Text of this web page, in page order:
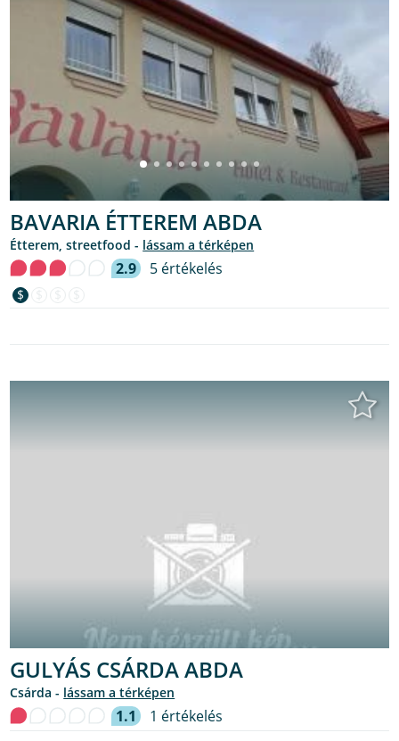
BAVARIA ÉTTEREM ABDA
étterem, streetfood - lássam a térképen
2.9 5 értékelés
$
GULYÁS CSÁRDA ABDA
csárda - lássam a térképen
1.1 1 értékelés